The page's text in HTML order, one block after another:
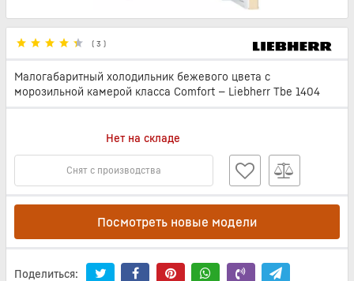
( 3 )
Малогабаритный холодильник бежевого цвета с
морозильной камерой класса Comfort — Liebherr Tbe 1404
Нет на складе
Снят с производства
Посмотреть новые модели
Поделиться: